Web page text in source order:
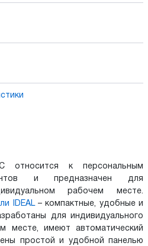
относится к персональным
и предназначен для
рабочем месте.
IDEAL– компактные, удобные и
для индивидуального
месте, имеют автоматический
простой и удобной панелью